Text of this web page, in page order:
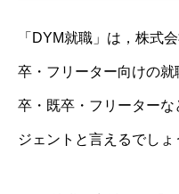
「DYM就職」は，株式
卒・フリーター向けの
卒・既卒・フリーター
ジェントと言えるでしょ